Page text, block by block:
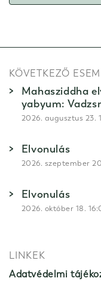
KÖVETKEZŐ
Mahasziddha
yabyum:
2026. augusztus 23.
Elvonulás
2026. szeptember
Elvonulás
2026. október 18.
LINKEK
Adatvédelmi